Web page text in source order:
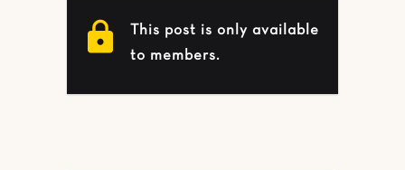
lock
This post is only available
to members.